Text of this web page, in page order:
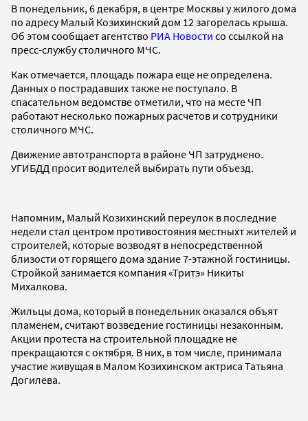
В понедельник, 6 декабря, в центре Москвы у жилого дома
по адресу Малый Козихинский дом 12 загорелась крыша.
Об этом сообщает агентство РИА Новости со ссылкой на
пресс-службу столичного МЧС.
Как отмечается, площадь пожара еще не определена.
Данных о пострадавших также не поступало. В
спасательном ведомстве отметили, что на месте ЧП
работают несколько пожарных расчетов и сотрудники
столичного МЧС.
Движение автотранспорта в районе ЧП затруднено.
УГИБДД просит водителей выбирать пути объезд.
Напомним, Малый Козихинский переулок в последние
недели стал центром противостояния местныхт жителей и
строителей, которые возводят в непосредственной
близости от горящего дома здание 7-этажной гостиницы.
Стройкой занимается компания «Тритэ» Никиты
Михалкова.
Жильцы дома, который в понедельник оказался объят
пламенем, считают возведение гостиницы незаконным.
Акции протеста на строительной площадке не
прекращаются с октября. В них, в том числе, принимала
участие живущая в Малом Козихинском актриса Татьяна
Догилева.